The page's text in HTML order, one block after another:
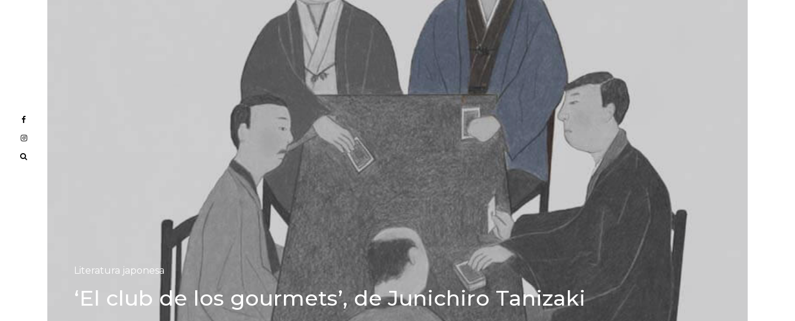
Literatura japonesa
‘El club de los gourmets’, de Junichiro Tanizaki